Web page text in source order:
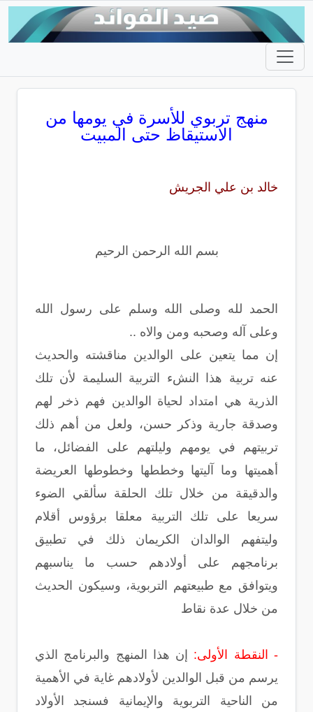
منهج تربوي للأسرة في يومها من
الاستيقاظ حتى المبيت
خالد بن علي الجريش
بسم الله الرحمن الرحيم
الحمد لله وصلى الله وسلم على رسول الله
وعلى آله وصحبه ومن والاه ..
إن مما يتعين على الوالدين مناقشته والحديث
عنه تربية هذا النشء التربية السليمة لأن تلك
الذرية هي امتداد لحياة الوالدين فهم ذخر لهم
وصدقة جارية وذكر حسن، ولعل من أهم ذلك
تربيتهم في يومهم وليلتهم على الفضائل، ما
أهميتها وما آليتها وخططها وخطوطها العريضة
والدقيقة من خلال تلك الحلقة سألقي الضوء
سريعا على تلك التربية معلقا برؤوس أقلام
وليتفهم الوالدان الكريمان ذلك في تطبيق
برنامجهم على أولادهم حسب ما يناسبهم
ويتوافق مع طبيعتهم التربوية، وسيكون الحديث
من خلال عدة نقاط
- النقطة الأولى: إن هذا المنهج والبرنامج الذي
يرسم من قبل الوالدين لأولادهم غاية في الأهمية
من الناحية التربوية والإيمانية فسنجد الأولاد